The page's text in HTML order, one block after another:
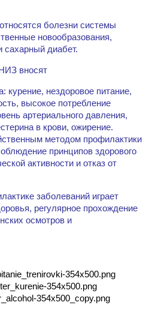
болезни системы
новообразования,
сахарный диабет.
вносят
курение, нездоровое питание,
высокое потребление
артериального давления,
в крови, ожирение.
методом профилактики
принципов здорового
активности и отказ от
заболеваний играет
регулярное прохождение
осмотров и